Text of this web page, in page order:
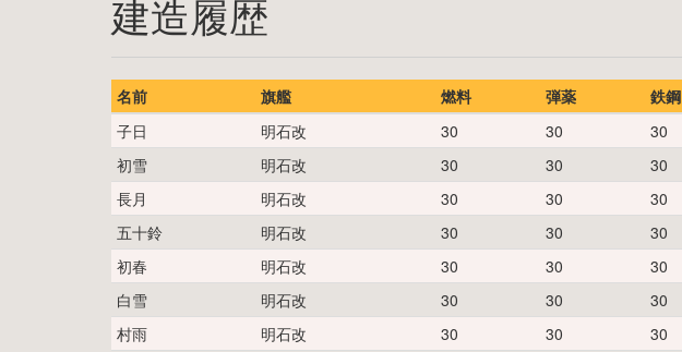
建造履歴
名前 旗艦 燃料 弾薬 鉄鋼
子日
明石改 30 30 30
初雪
明石改 30 30 30
長月
明石改 30 30 30
五十鈴
明石改 30 30 30
初春
明石改 30 30 30
白雪
明石改 30 30 30
村雨
明石改 30 30 30